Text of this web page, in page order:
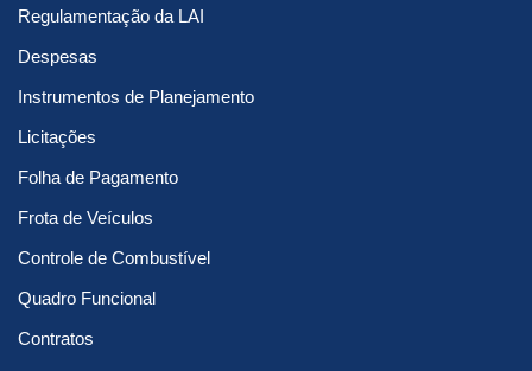
Regulamentação da LAI
Despesas
Instrumentos de Planejamento
Licitações
Folha de Pagamento
Frota de Veículos
Controle de Combustível
Quadro Funcional
Contratos